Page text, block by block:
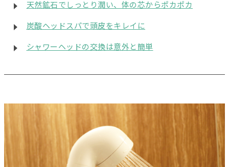
天然鉱石でしっとり潤い、体の芯からポカポカ
炭酸ヘッドスパで頭皮をキレイに
シャワーヘッドの交換は意外と簡単